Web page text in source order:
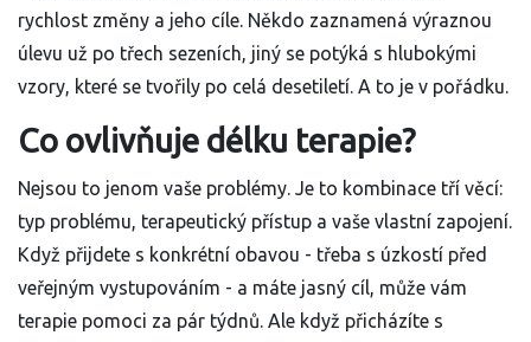
rychlost změny a jeho cíle. Někdo zaznamená výraznou
úlevu už po třech sezeních, jiný se potýká s hlubokými
vzory, které se tvořily po celá desetiletí. A to je v pořádku.
Co ovlivňuje délku terapie?
Nejsou to jenom vaše problémy. Je to kombinace tří věcí:
typ problému, terapeutický přístup a vaše vlastní zapojení.
Když přijdete s konkrétní obavou - třeba s úzkostí před
veřejným vystupováním - a máte jasný cíl, může vám
terapie pomoci za pár týdnů. Ale když přicházíte s